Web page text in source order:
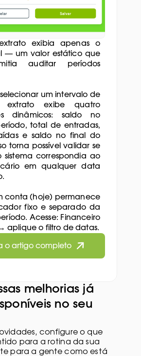
exibia apenas o
— um valor estático que
auditar períodos
um intervalo de
exibe quatro
dinâmicos: saldo no
total de entradas,
e saldo no final do
torna possível validar se
sistema correspondia ao
em qualquer data
conta (hoje) permanece
fixo e separado da
Acesse: Financeiro
aplique o filtro de datas.
o artigo completo
melhorias já
no seu
configure o que
para a rotina da sua
para a gente como está